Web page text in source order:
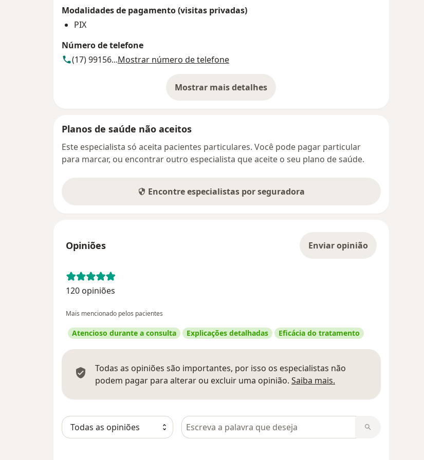
Modalidades de pagamento (visitas privadas)
PIX
Número de telefone
(17) 99156...Mostrar número de telefone
Mostrar mais detalhes
sobre o endereço
Planos de saúde não aceitos
Este especialista só aceita pacientes particulares. Você pode pagar particular
para marcar, ou encontrar outro especialista que aceite o seu plano de saúde.
Encontre especialistas por seguradora
Opiniões Enviar opinião
120 opiniões
Mais mencionado pelos pacientes
Atencioso durante a consulta Explicações detalhadas Eficácia do tratamento
Todas as opiniões são importantes, por isso os especialistas não
podem pagar para alterar ou excluir uma opinião. Saiba mais.
Pesquisar em opiniões